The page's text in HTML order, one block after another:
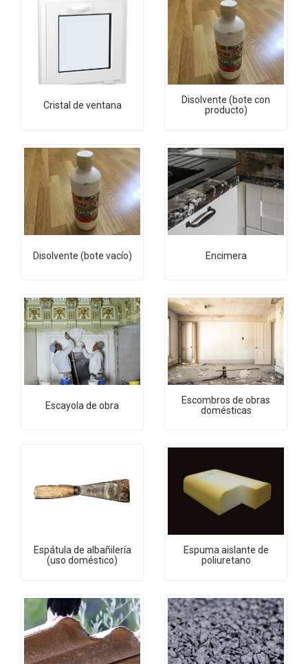
Cristal de ventana
Disolvente (bote con
producto)
Disolvente (bote vacío) Encimera
Escayola de obra
Escombros de obras
domésticas
Espátula de albañilería
(uso doméstico)
Espuma aislante de
poliuretano